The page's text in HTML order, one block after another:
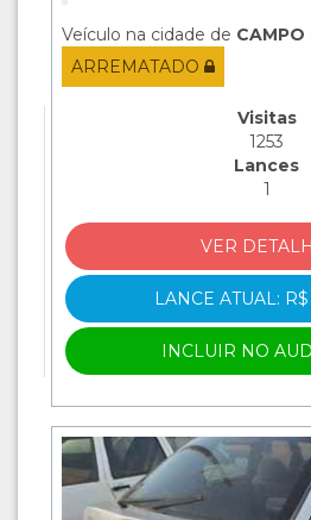
Veículo na cidade de CAMPO
ARREMATADO
Visitas
1253
Lances
1
VER
LANCE ATUAL:
INCLUIR NO